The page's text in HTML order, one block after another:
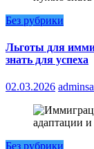
Без рубрики
Льготы для
знать для успеха
02.03.2026
Без рубрики